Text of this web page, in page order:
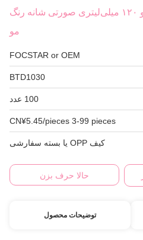
بطری برس اپلیکاتور رنگ مو ۱۲۰ میلی‌لیتری صورتی شانه رنگ
مو
FOCSTAR or OEM
BTD1030
100 عدد
CN¥5.45/pieces 3-99 pieces
کیف OPP یا بسته سفارشی
حالا حرف بزن
توضیحات محصول